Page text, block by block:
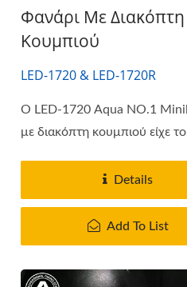
Φανάρι Με Διακόπτη
Κουμπιού
LED-1720 & LED-1720R
Ο LED-1720 Aqua NO.1
με διακόπτη κουμπιού είχε
Details
Add To List